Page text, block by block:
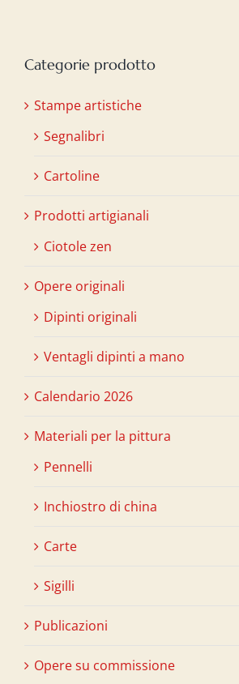
Categorie prodotto
Stampe artistiche
Segnalibri
Cartoline
Prodotti artigianali
Ciotole zen
Opere originali
Dipinti originali
Ventagli dipinti a mano
Calendario 2026
Materiali per la pittura
Pennelli
Inchiostro di china
Carte
Sigilli
Publicazioni
Opere su commissione